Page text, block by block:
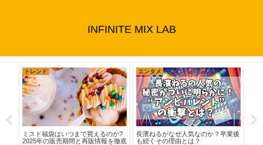
INFINITE MIX LAB
はいつまで買えるのか?
売期間と再販情報を徹底
エンタメ
長濱ねるがなぜ人気なのか？卒業後
も続くその理由とは？
エンタメ